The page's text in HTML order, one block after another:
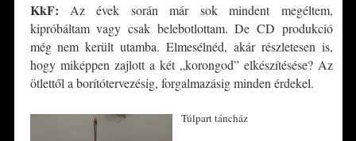
KkF: Az évek során már sok mindent megéltem,
kipróbáltam vagy csak belebotlottam. De CD produkció
még nem került utamba. Elmesélnéd, akár részletesen is,
hogy miképpen zajlott a két „korongod” elkészítésése? Az
ötlettől a borítótervezésig, forgalmazásig minden érdekel.
Túlpart táncház